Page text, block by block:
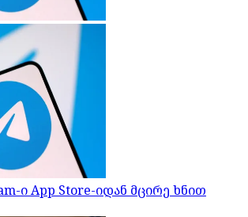
ი App Store-იდან მცირე ხნით